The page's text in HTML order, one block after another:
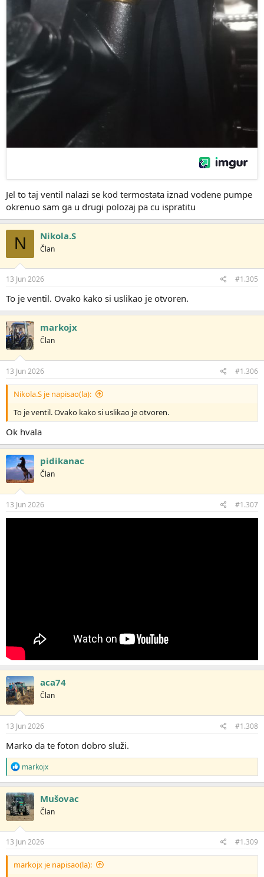
Jel to taj ventil nalazi se kod termostata iznad vodene pumpe
okrenuo sam ga u drugi polozaj pa cu ispratitu
N Nikola.S
Član
13 Jun 2026 #1.305
To je ventil. Ovako kako si uslikao je otvoren.
markojx
Član
13 Jun 2026 #1.306
Nikola.S je napisao(la):
To je ventil. Ovako kako si uslikao je otvoren.
Ok hvala
pidikanac
Član
13 Jun 2026 #1.307
aca74
Član
13 Jun 2026 #1.308
Marko da te foton dobro služi.
R
e
a
g
o
v
a
n
j
markojx
Mušovac
Član
13 Jun 2026 #1.309
markojx je napisao(la):